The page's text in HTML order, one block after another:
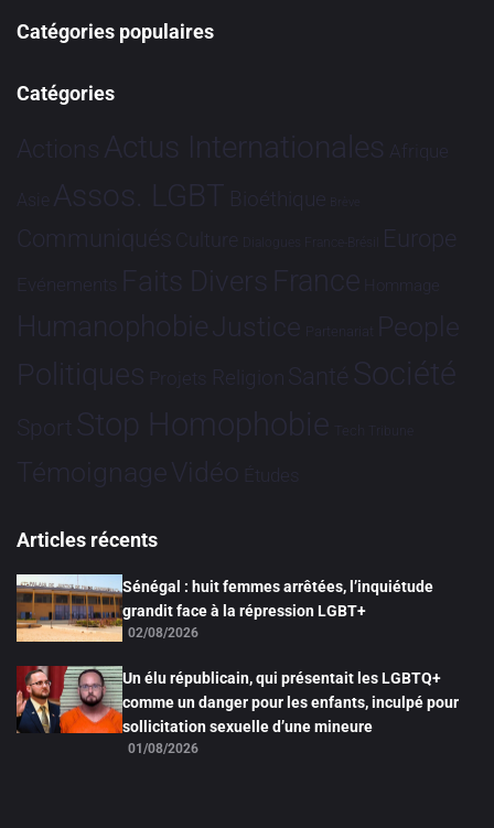
Catégories populaires
Catégories
Actions Actus Internationales Afrique
Asie Assos. LGBT Bioéthique Brève
Communiqués Culture Dialogues France-Brésil Europe
Evénements Faits Divers France Hommage
HumanophobieJustice Partenariat People
Politiques Projets Religion Santé Société
Sport Stop Homophobie Tech Tribune
TémoignageVidéo Études
Articles récents
Sénégal : huit femmes arrêtées, l’inquiétude
grandit face à la répression LGBT+
02/08/2026
Un élu républicain, qui présentait les LGBTQ+
comme un danger pour les enfants, inculpé pour
sollicitation sexuelle d’une mineure
01/08/2026